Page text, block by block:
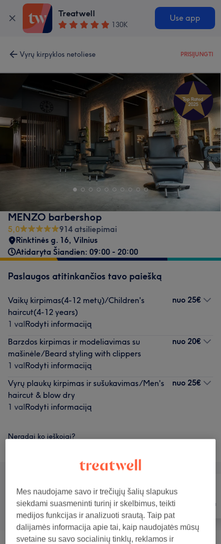
Treatwell
130K
Use app
Vyrų kirpyklos netoliese PRISIJUNGTI
MENZO barbershop
5,0
914 atsiliepimai
Rinktinės g. 16, Vilnius
Atidaryta Šiandien: 09:00 - 20:00
Paslaugos atitinkančios tavo paiešką
Vaikų kirpimas(4-12 metų)/Children's
haircut(4-12 years)
1 valRodyti informaciją
nuo 25€
Barzdos kirpimas ir modeliavimas su
mašinėle/Beard styling with clippers
1 valRodyti informaciją
nuo 20€
Vyrų plaukų kirpimas ir sušukavimas/Men's
haircut & blow dry
1 valRodyti informaciją
nuo 25€
Neradai ko ieškojai?
Visos paslaugos Plaukai Depiliacija
Mes naudojame savo ir trečiųjų šalių slapukus
siekdami suasmeninti turinį ir skelbimus, teikti
medijos funkcijas ir analizuoti srautą. Taip pat
dalijamės informacija apie tai, kaip naudojatės mūsų
svetaine su savo socialinių tinklų, reklamos ir